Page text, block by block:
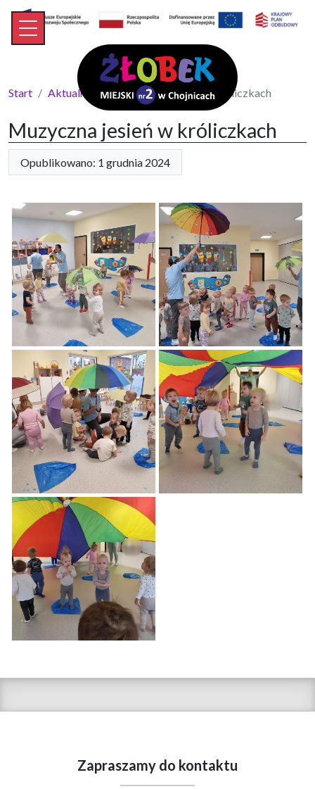
Start Aktualności Muzyczna jesień w króliczkach
Muzyczna jesień w króliczkach
Opublikowano: 1 grudnia 2024
Zapraszamy do kontaktu